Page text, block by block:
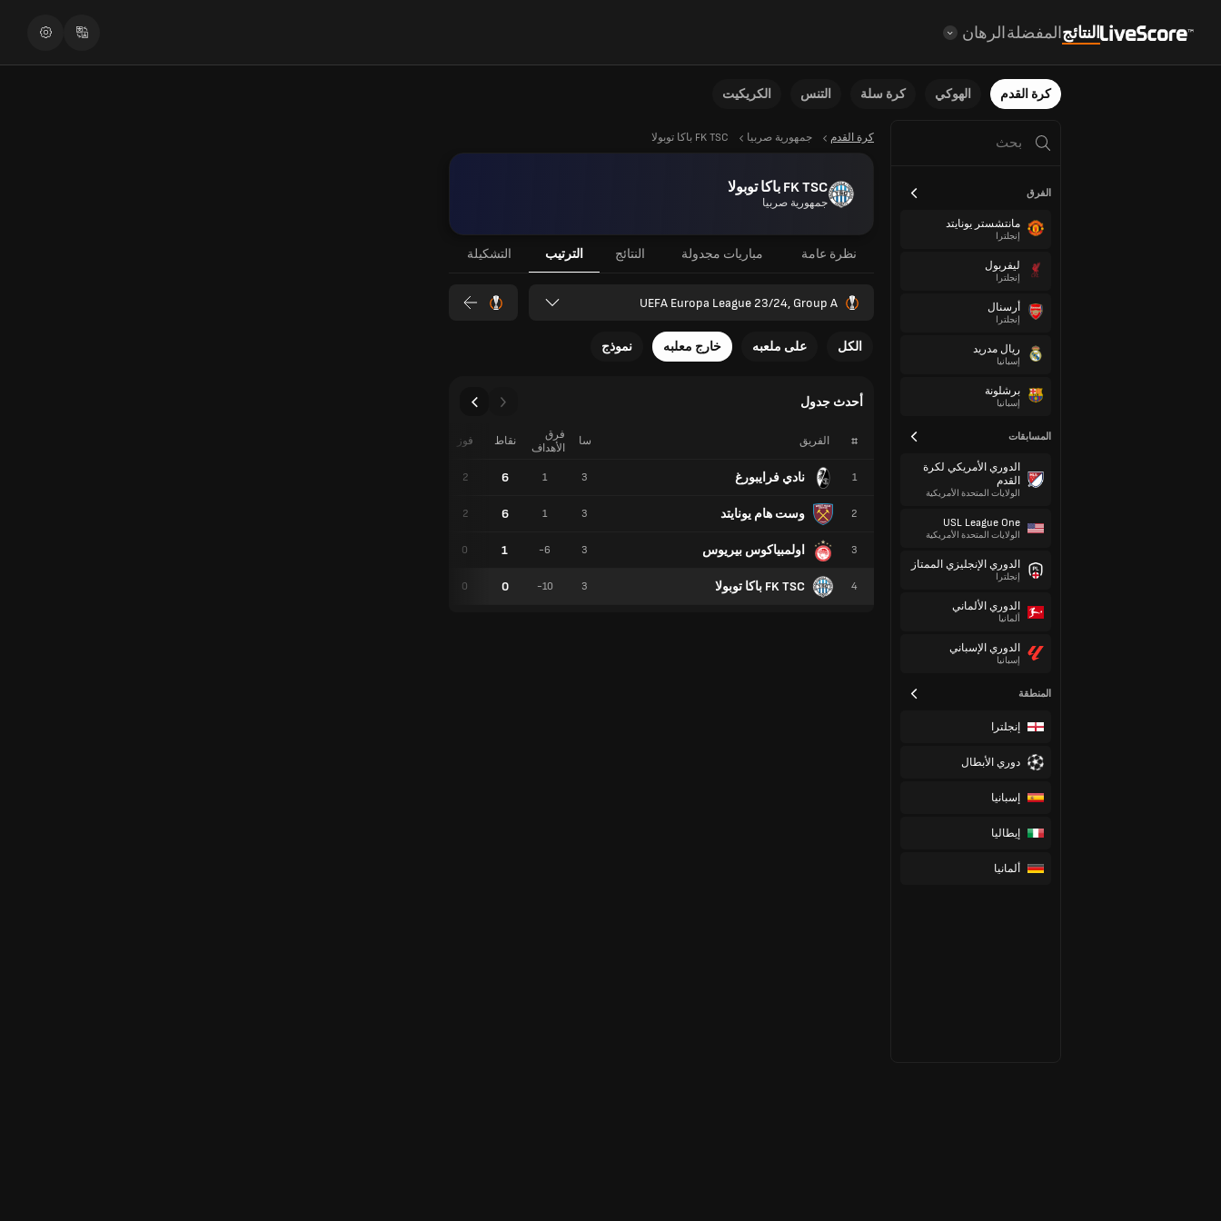
النتائجالمفضلةالرهان
كرة القدم الهوكي كرة سلة التنس الكريكيت
الفرق
مانتشستر يونايتد
إنجلترا
ليفربول
إنجلترا
أرسنال
إنجلترا
ريال مدريد
إسبانيا
برشلونة
إسبانيا
المسابقات
الدوري الأمريكي لكرة
القدم
الولايات المتحدة الأمريكية
USL League One
الولايات المتحدة الأمريكية
الدوري الإنجليزي الممتاز
إنجلترا
الدوري الألماني
ألمانيا
الدوري الإسباني
إسبانيا
المنطقة
إنجلترا
دوري الأبطال
إسبانيا
إيطاليا
ألمانيا
كرة القدم جمهورية صربيا FK TSC باكا توبولا
FK TSC باكا توبولا
جمهورية صربيا
نظرة عامة مباريات مجدولة النتائج الترتيب التشكيلة
UEFA Europa League 23/24, Group A
الكل على ملعبه خارج معلبه نموذج
أحدث جدول
# الفريق
1 نادي فرايبورغ
2 وست هام يونايتد
3 اولمبياكوس بيريوس
4 FK TSC باكا توبولا
سا
فرق
الأهداف
نقاط فوز
3
1
6
2
3
1
6
2
3
-6
1
0
3
-10
0
0